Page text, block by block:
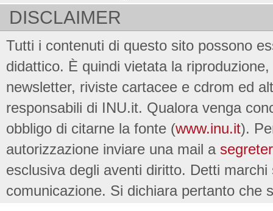
DISCLAIMER
Tutti i contenuti di questo sito possono
didattico. È quindi vietata la
newsletter, riviste cartacee e cdrom ed
responsabili di INU.it. Qualora venga
obbligo di citarne la fonte (www.inu.it).
autorizzazione inviare una mail a
esclusiva degli aventi diritto. Detti
comunicazione. Si dichiara pertanto che